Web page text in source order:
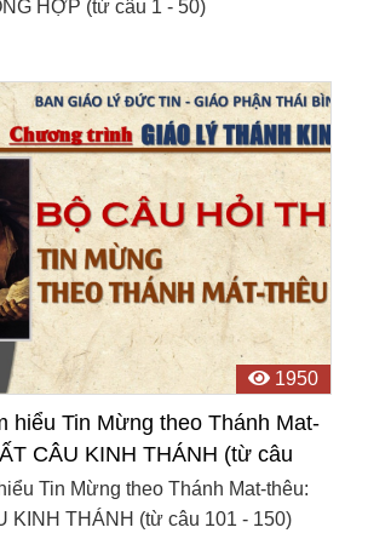
HỢP (từ câu 1 - 50)
1950
hiểu Tin Mừng theo Thánh Mat-
CÂU KINH THÁNH (từ câu
Tin Mừng theo Thánh Mat-thêu:
KINH THÁNH (từ câu 101 - 150)